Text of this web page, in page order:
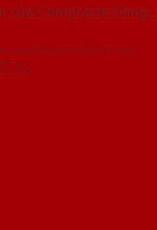
cửa Composite hàng
|
JSC